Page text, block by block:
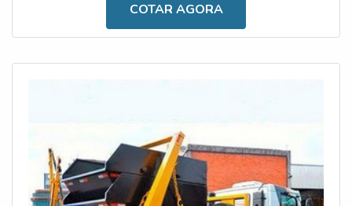
que atuam com obras, construções, mineradoras, entre
outras áreas. É importante destacar ainda que pode ser
COTAR AGORA